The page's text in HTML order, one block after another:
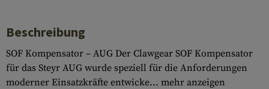
Beschreibung
SOF Kompensator – AUG Der Clawgear SOF Kompensator
für das Steyr AUG wurde speziell für die Anforderungen
moderner Einsatzkräfte entwicke... mehr anzeigen